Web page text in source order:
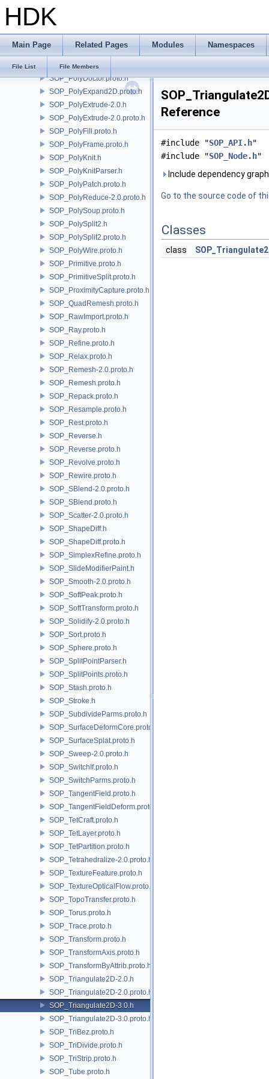
HDK
Main Page Related Pages Modules Namespaces
File List File Members
SOP_PointCloudSurface.proto.h
SOP_PointGenerate.proto.h
SOP_PolyCut.proto.h
SOP_PolyDoctor.proto.h
SOP_PolyExpand2D.proto.h
SOP_PolyExtrude-2.0.h
SOP_PolyExtrude-2.0.proto.h
SOP_PolyFill.proto.h
SOP_PolyFrame.proto.h
SOP_PolyKnit.h
SOP_PolyKnitParser.h
SOP_PolyPatch.proto.h
SOP_PolyReduce-2.0.proto.h
SOP_PolySoup.proto.h
SOP_PolySplit2.h
SOP_PolySplit2.proto.h
SOP_PolyWire.proto.h
SOP_Primitive.proto.h
SOP_PrimitiveSplit.proto.h
SOP_ProximityCapture.proto.h
SOP_QuadRemesh.proto.h
SOP_RawImport.proto.h
SOP_Ray.proto.h
SOP_Refine.proto.h
SOP_Relax.proto.h
SOP_Remesh-2.0.proto.h
SOP_Remesh.proto.h
SOP_Repack.proto.h
SOP_Resample.proto.h
SOP_Rest.proto.h
SOP_Reverse.h
SOP_Reverse.proto.h
SOP_Revolve.proto.h
SOP_Rewire.proto.h
SOP_SBlend-2.0.proto.h
SOP_SBlend.proto.h
SOP_Scatter-2.0.proto.h
SOP_ShapeDiff.h
SOP_ShapeDiff.proto.h
SOP_SimplexRefine.proto.h
SOP_SlideModifierPaint.h
SOP_Smooth-2.0.proto.h
SOP_SoftPeak.proto.h
SOP_SoftTransform.proto.h
SOP_Solidify-2.0.proto.h
SOP_Sort.proto.h
SOP_Sphere.proto.h
SOP_SplitPointParser.h
SOP_SplitPoints.proto.h
SOP_Stash.proto.h
SOP_Stroke.h
SOP_SubdivideParms.proto.h
SOP_SurfaceDeformCore.proto.h
SOP_SurfaceSplat.proto.h
SOP_Sweep-2.0.proto.h
SOP_SwitchIf.proto.h
SOP_SwitchParms.proto.h
SOP_TangentField.proto.h
SOP_TangentFieldDeform.proto.h
SOP_TetCraft.proto.h
SOP_TetLayer.proto.h
SOP_TetPartition.proto.h
SOP_Tetrahedralize-2.0.proto.h
SOP_TextureFeature.proto.h
SOP_TextureOpticalFlow.proto.h
SOP_TopoTransfer.proto.h
SOP_Torus.proto.h
SOP_Trace.proto.h
SOP_Transform.proto.h
SOP_TransformAxis.proto.h
SOP_TransformByAttrib.proto.h
SOP_Triangulate2D-2.0.h
SOP_Triangulate2D-2.0.proto.h
SOP_Triangulate2D-3.0.h
SOP_Triangulate2D-3.0.proto.h
SOP_TriBez.proto.h
SOP_TriDivide.proto.h
SOP_TriStrip.proto.h
SOP_Tube.proto.h
Reference
#include "SOP_API.h"
#include "SOP_Node.h"
Include dependency
Go to the source code of
Classes
class